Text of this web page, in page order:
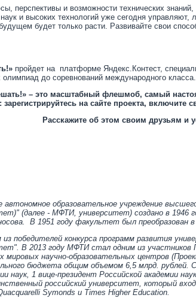
перспективы и возможности технических
и высоких технологий уже сегодня
будет только расти. Развивайте свои
пройдет на платформе Яндекс.Контест,
до соревнований международного класса.
– это масштабный флешмоб, самый
зарегистрируйтесь на сайте проекта,
Расскажите об этом своим друзьям и
автономное образовательное учреждение
(далее - МФТИ, университет) создано в 1946
В 1951 году факультет был преобразован
победителей конкурса программ развития
В 2013 году МФТИ стал одним из
мировых научно-образовательных центров
бюджета общим объемом 6,5 млрд. рублей.
наук, 1 вице-президент Российской академии
российский университет, который
Symonds и Times Higher Education.